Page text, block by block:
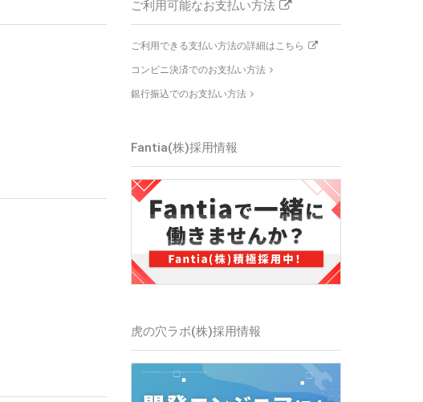
ご利用可能なお支払い方法
ご利用できる支払い方法の詳細はこちら
コンビニ決済でのお支払い方法
銀行振込でのお支払い方法
Fantia(株)採用情報
虎の穴ラボ(株)採用情報